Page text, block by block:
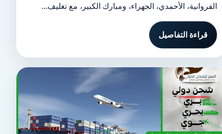
الفروانية، الأحمدي، الجهراء، ومبارك الكبير، مع تغليف...
قراءة التفاصيل